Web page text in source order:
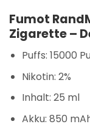
Fumot
Zigarette –
Puffs: 15000
Nikotin: 2%
Inhalt: 25 ml
Akku: 850